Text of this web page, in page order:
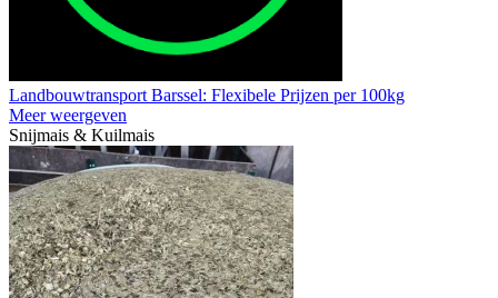
Landbouwtransport Barssel: Flexibele Prijzen per 100kg
Meer weergeven
Snijmais & Kuilmais